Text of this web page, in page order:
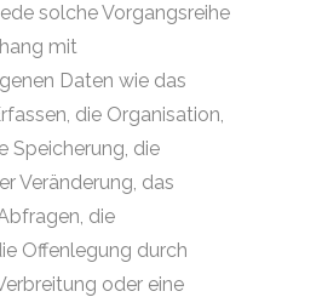
solche Vorgangsreihe
mit
Daten wie das
die Organisation,
Speicherung, die
Veränderung, das
die
Offenlegung durch
oder eine